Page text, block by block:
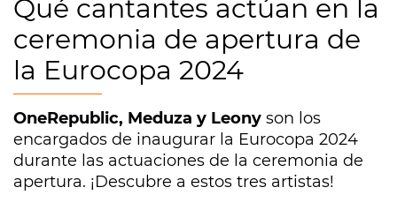
Qué cantantes actúan en la
ceremonia de apertura de
la Eurocopa 2024
OneRepublic, Meduza y Leony son los
encargados de inaugurar la Eurocopa 2024
durante las actuaciones de la ceremonia de
apertura. ¡Descubre a estos tres artistas!